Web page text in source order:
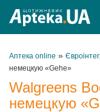
Аптека online »
немецкую «Gehe»
Walgreens
немецкую